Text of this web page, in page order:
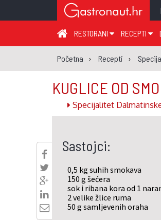
RESTORANI
ZAGREB I ZAGREBAČKA
MEĐIMURSKA ŽUPANIJA
KARLOVAČKA ŽUPANIJA
KOPRIVNIČKO-
VIROVITIČKO-
OSJEČKO-BARANJSKA
VUKOVARSKO-
ISTARSKA ŽUPANIJA
RECEPTI
JUHA
GLAVNO
PRILOG
SALATA
Početna Recepti
KUGLICE OD
Specijalitet
Sastojci:
0,5 kg suhih smokava
150 g šećera
sok i ribana kora od 1
2 velike žlice ruma
50 g samljevenih oraha